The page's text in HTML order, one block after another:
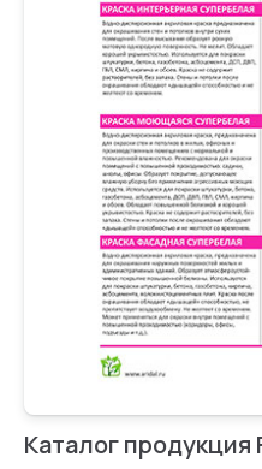
Каталог